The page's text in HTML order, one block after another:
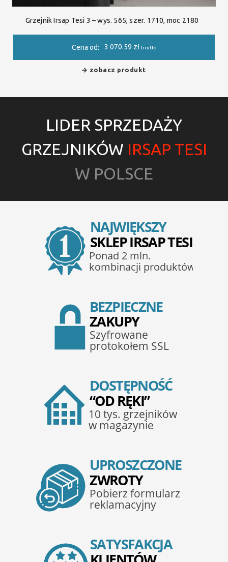
Grzejnik Irsap Tesi 3 – wys. 565, szer. 1710, moc 2180
Cena od: 3 070.59 zł brutto
zobacz produkt
LIDER SPRZEDAŻY
GRZEJNIKÓW IRSAP TESI
W POLSCE